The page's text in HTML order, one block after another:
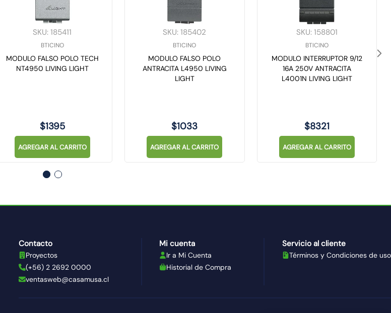
SKU:185411
BTICINO
MODULO FALSO POLO TECH
NT4950 LIVING LIGHT
$1395
AGREGAR AL CARRITO
SKU:185402
BTICINO
MODULO FALSO POLO
ANTRACITA L4950 LIVING
LIGHT
$1033
AGREGAR AL CARRITO
SKU: 158801
BTICINO
MODULO INTERRUPTOR 9/12
16A 250V ANTRACITA
L4001N LIVING LIGHT
$8321
AGREGAR AL CARRITO
Contacto
Proyectos
(+56) 2 2692 0000
ventasweb@casamusa.cl
Mi cuenta
Ir a Mi Cuenta
Historial de Compra
Servicio al cliente
Términos y Condiciones de uso